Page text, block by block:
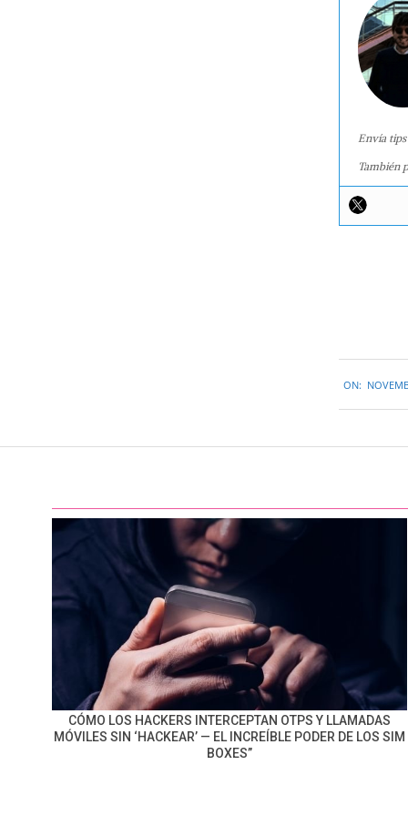
Envía
También
11-
14
ON:
CÓMO LOS HACKERS INTERCEPTAN OTPS Y LLAMADAS
MÓVILES SIN ‘HACKEAR’ — EL INCREÍBLE PODER DE LOS SIM
BOXES”